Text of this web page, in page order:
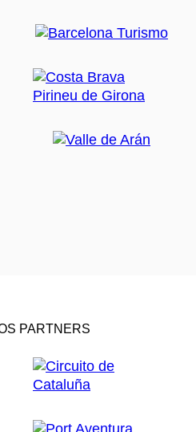
PARTNERS